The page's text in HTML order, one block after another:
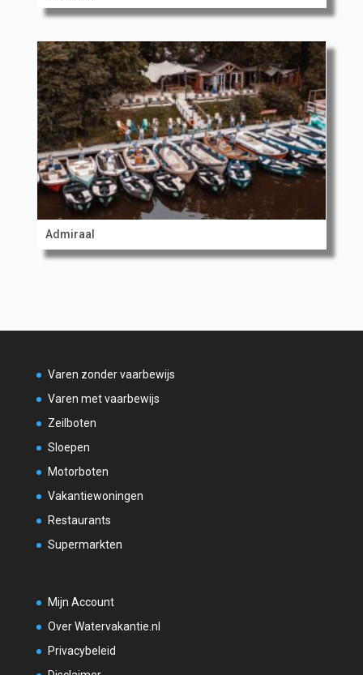
Admiraal
Varen zonder vaarbewijs
Varen met vaarbewijs
Zeilboten
Sloepen
Motorboten
Vakantiewoningen
Restaurants
Supermarkten
Mijn Account
Over Watervakantie.nl
Privacybeleid